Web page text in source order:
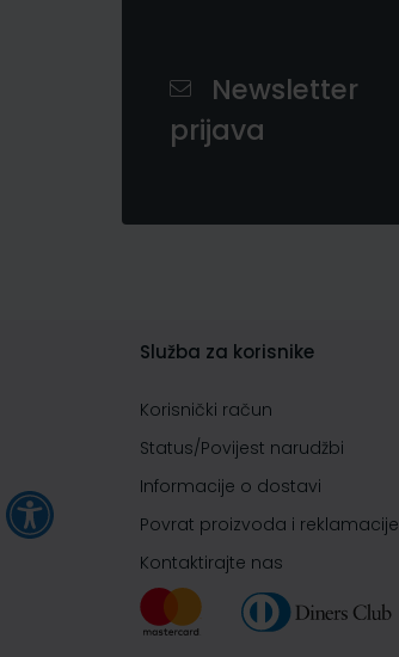
Newsletter
prijava
Služba za korisnike
Korisnički račun
Status/Povijest narudžbi
Informacije o dostavi
Povrat proizvoda i reklamacije
Kontaktirajte nas